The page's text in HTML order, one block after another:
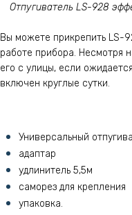
Отпугиватель LS-928
Вы можете прикрепить LS-
работе прибора. Несмотря
его с улицы, если
включен круглые сутки.
Универсальный
адаптар
удлинитель 5,5м
саморез для крепления
упаковка.